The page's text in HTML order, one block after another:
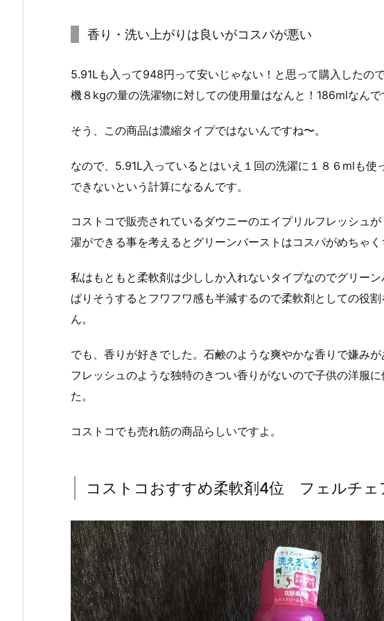
香り・洗い上がりは良いがコスパが悪い
5.91Lも入って948円って安いじゃない！と思って購入したの
機８kgの量の洗濯物に対しての使用量はなんと！186mlなんで
そう、この商品は濃縮タイプではないんですね〜。
なので、5.91L入っているとはいえ１回の洗濯に１８６mlも使
できないという計算になるんです。
コストコで販売されているダウニーのエイプリルフレッシュ
濯ができる事を考えるとグリーンバーストはコスパがめちゃく
私はもともと柔軟剤は少ししか入れないタイプなのでグリー
ぱりそうするとフワフワ感も半減するので柔軟剤としての役
ん。
でも、香りが好きでした。石鹸のような爽やかな香りで嫌み
フレッシュのような独特のきつい香りがないので子供の洋服
た。
コストコでも売れ筋の商品らしいですよ。
コストコおすすめ柔軟剤4位 フェルチェ